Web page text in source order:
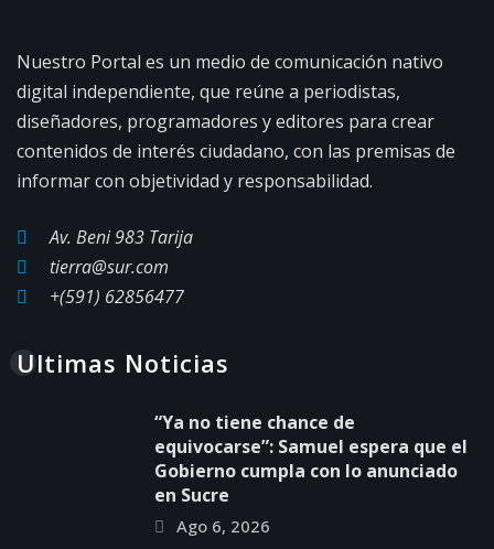
Nuestro Portal es un medio de comunicación nativo
digital independiente, que reúne a periodistas,
diseñadores, programadores y editores para crear
contenidos de interés ciudadano, con las premisas de
informar con objetividad y responsabilidad.
Av. Beni 983 Tarija
tierra@sur.com
+(591) 62856477
Ultimas Noticias
“Ya no tiene chance de
equivocarse”: Samuel espera que el
Gobierno cumpla con lo anunciado
en Sucre
Ago 6, 2026